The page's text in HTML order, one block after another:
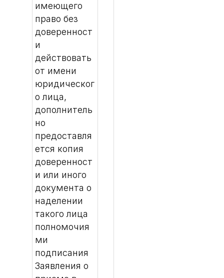
имеющего
право без
доверенност
и
действовать
от имени
юридическог
о лица,
дополнитель
но
предоставля
ется копия
доверенност
и или иного
документа о
наделении
такого лица
полномочия
ми
подписания
Заявления о